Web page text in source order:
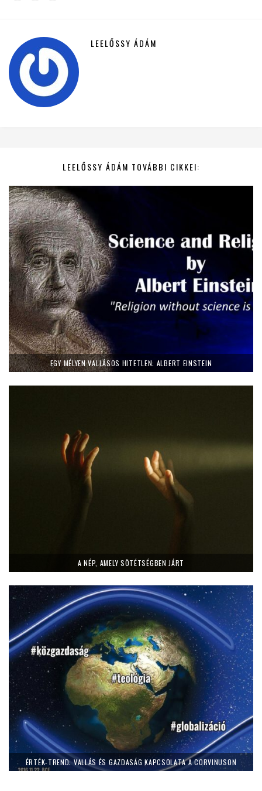
LEELŐSSY ÁDÁM
LEELŐSSY ÁDÁM TOVÁBBI CIKKEI:
EGY MÉLYEN VALLÁSOS HITETLEN: ALBERT EINSTEIN
A NÉP, AMELY SÖTÉTSÉGBEN JÁRT
ÉRTÉK-TREND: VALLÁS ÉS GAZDASÁG KAPCSOLATA A CORVINUSON